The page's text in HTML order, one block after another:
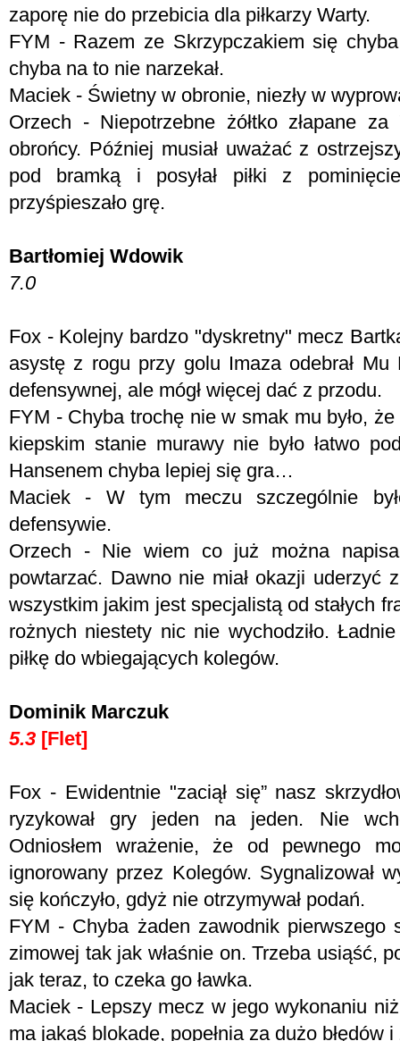
zaporę nie do przebicia dla piłkarzy Warty.
FYM - Razem ze Skrzypczakiem się
chyba na to nie narzekał.
Maciek - Świetny w obronie, niezły w
Orzech - Niepotrzebne żółtko złapane
obrońcy. Później musiał uważać z
pod bramką i posyłał piłki z
przyśpieszało grę.
Bartłomiej Wdowik
7.0
Fox - Kolejny bardzo "dyskretny" mecz
asystę z rogu przy golu Imaza odebrał
defensywnej, ale mógł więcej dać z przodu.
FYM - Chyba trochę nie w smak mu było,
kiepskim stanie murawy nie było łatwo
Hansenem chyba lepiej się gra…
Maciek - W tym meczu szczególnie
defensywie.
Orzech - Nie wiem co już można
powtarzać. Dawno nie miał okazji uderzyć
wszystkim jakim jest specjalistą od stałych
rożnych niestety nic nie wychodziło.
piłkę do wbiegających kolegów.
Dominik Marczuk
5.3 [Flet]
Fox - Ewidentnie "zaciął się” nasz
ryzykował gry jeden na jeden. Nie
Odniosłem wrażenie, że od pewnego
ignorowany przez Kolegów. Sygnalizował
się kończyło, gdyż nie otrzymywał podań.
FYM - Chyba żaden zawodnik pierwszego
zimowej tak jak właśnie on. Trzeba usiąść,
jak teraz, to czeka go ławka.
Maciek - Lepszy mecz w jego wykonaniu
ma jakąś blokadę, popełnia za dużo błędów i